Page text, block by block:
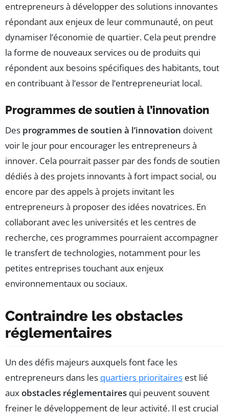
entrepreneurs à développer des solutions innovantes
répondant aux enjeux de leur communauté, on peut
dynamiser l’économie de quartier. Cela peut prendre
la forme de nouveaux services ou de produits qui
répondent aux besoins spécifiques des habitants, tout
en contribuant à l’essor de l’entrepreneuriat local.
Programmes de soutien à l’innovation
Des programmes de soutien à l’innovation doivent
voir le jour pour encourager les entrepreneurs à
innover. Cela pourrait passer par des fonds de soutien
dédiés à des projets innovants à fort impact social, ou
encore par des appels à projets invitant les
entrepreneurs à proposer des idées novatrices. En
collaborant avec les universités et les centres de
recherche, ces programmes pourraient accompagner
le transfert de technologies, notamment pour les
petites entreprises touchant aux enjeux
environnementaux ou sociaux.
Contraindre les obstacles
réglementaires
Un des défis majeurs auxquels font face les
entrepreneurs dans les quartiers prioritaires est lié
auxobstacles réglementaires qui peuvent souvent
freiner le développement de leur activité. Il est crucial